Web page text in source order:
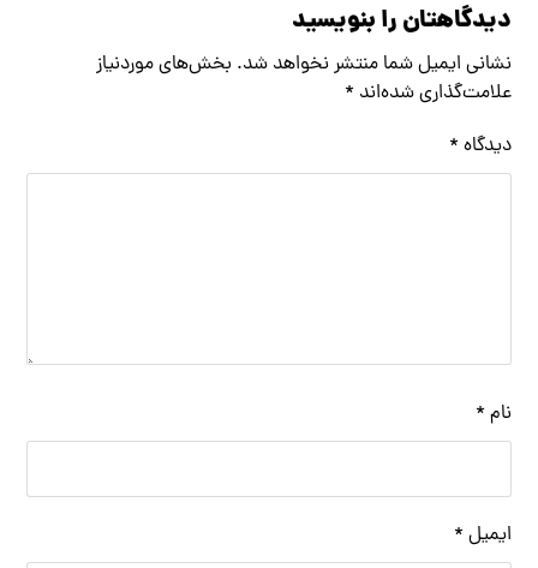
دیدگاهتان را بنویسید
نشانی ایمیل شما منتشر نخواهد شد. بخش‌های موردنیاز
علامت‌گذاری شده‌اند *
دیدگاه *
نام *
ایمیل *